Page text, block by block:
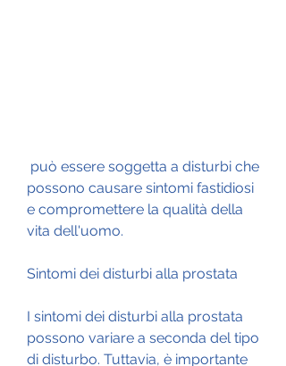
possono causare sintomi fastidiosi
e compromettere la qualità della
vita dell'uomo.
Sintomi dei disturbi alla prostata
I sintomi dei disturbi alla prostata
possono variare a seconda del tipo
di disturbo. Tuttavia, è importante